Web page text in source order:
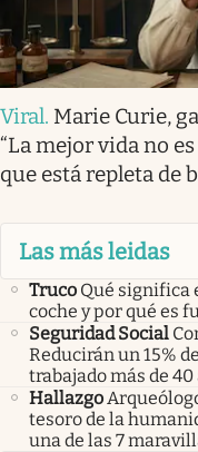
Viral. Marie Curie,
“La mejor vida no
que está repleta de
Las más leidas
Truco Qué significa
coche y por qué es
Seguridad Social
Reducirán un 15%
trabajado más de
Hallazgo
tesoro de la
una de las 7